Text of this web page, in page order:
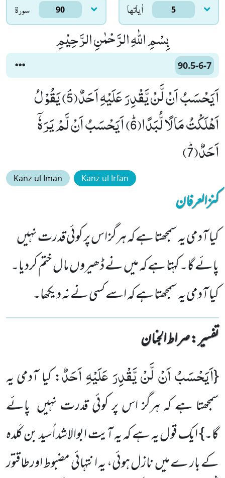
سورۃ 90 اٰياتها 5
بِسْمِ اللّٰهِ الرَّحْمٰنِ الرَّحِیْمِ
90.5-6-7
اَیَحْسَبُ اَنْ لَّنْ یَّقْدِرَ عَلَیْهِ اَحَدٌﭥ(5) یَقُوْلُ
اَهْلَكْتُ مَالًا لُّبَدًاﭤ(6) اَیَحْسَبُ اَنْ لَّمْ یَرَهٗۤ
اَحَدٌﭤ(7)
Kanz ul Iman Kanz ul Irfan
کنزالعرفان
کیا آدمی یہ سمجھتا ہے کہ ہرگز اس پر کوئی قدرت نہیں
پائے گا۔ کہتا ہے کہ میں نے ڈھیروں مال ختم کردیا۔
کیا آدمی یہ سمجھتا ہے کہ اسے کسی نے نہ دیکھا۔
تفسیر : ‎صراط الجنان
{اَیَحْسَبُ اَنْ لَّنْ یَّقْدِرَ عَلَیْهِ اَحَدٌ: کیا آدمی یہ
سمجھتا ہے کہ ہرگز اس پر کوئی قدرت نہیں پائے
گا۔} ایک قول یہ ہے کہ یہ آیت ابوالاشد اُسید بن کَلدہ
کے بار ے میں نازل ہوئی، یہ انتہائی مضبوط اورطاقتور